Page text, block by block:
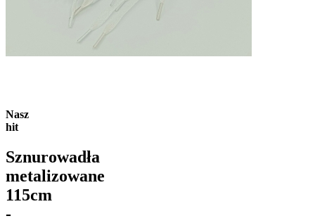
Nasz
hit
Sznurowadła
metalizowane
115cm
-